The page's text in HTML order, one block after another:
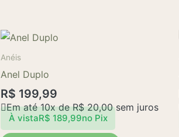
Anéis
Anel Duplo
R$ 199,99
Em até 10x deR$20,00sem juros
À vistaR$ 189,99no Pix